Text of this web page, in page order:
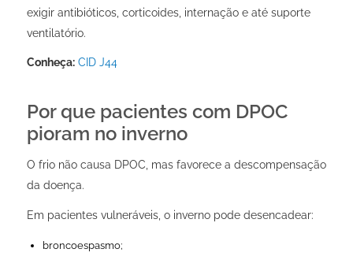
exigir antibióticos, corticoides, internação e até suporte
ventilatório.
Conheça: CID J44
Por que pacientes com DPOC
pioram no inverno
O frio não causa DPOC, mas favorece a descompensação
da doença.
Em pacientes vulneráveis, o inverno pode desencadear:
broncoespasmo;